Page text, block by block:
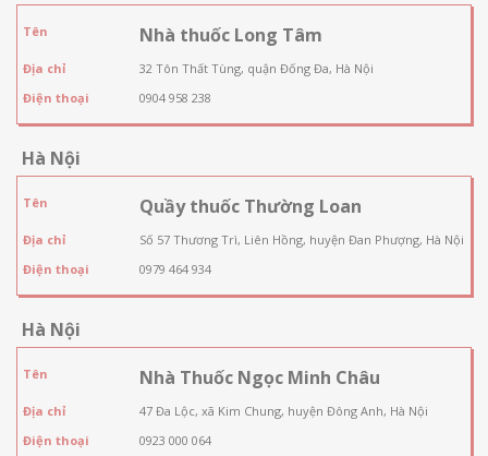
Tên Nhà thuốc Long Tâm
Địa chỉ
32 Tôn Thất Tùng, quận Đống Đa, Hà Nội
Điện thoại
0904 958 238
Hà Nội
Tên Quầy thuốc Thường Loan
Địa chỉ
Số 57 Thương Trì, Liên Hồng, huyện Đan Phượng, Hà Nội
Điện thoại
0979 464 934
Hà Nội
Tên Nhà Thuốc Ngọc Minh Châu
Địa chỉ
47 Đa Lộc, xã Kim Chung, huyện Đông Anh, Hà Nội
Điện thoại
0923 000 064